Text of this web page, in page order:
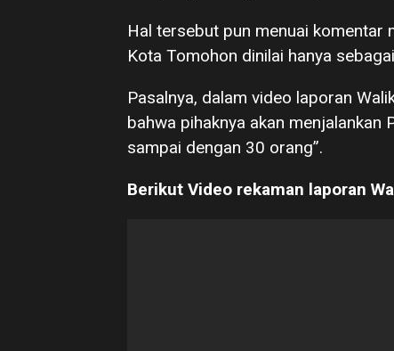
Hal tersebut pun menuai komentar
Kota Tomohon dinilai hanya
Pasalnya, dalam video laporan
bahwa pihaknya akan menjalankan
sampai dengan 30 orang”.
Berikut Video rekaman laporan